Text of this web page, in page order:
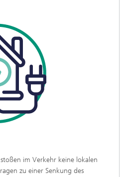
im Verkehr keine lokalen
zu einer Senkung des